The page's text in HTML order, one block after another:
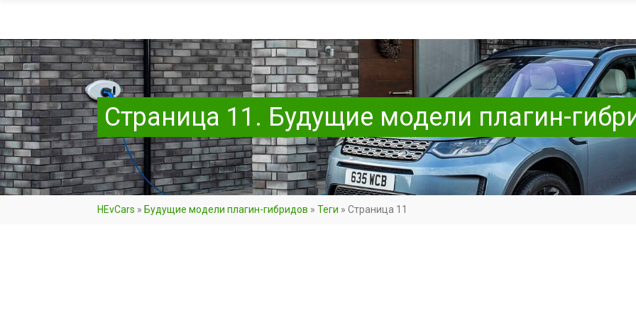
Страница 11. Будущие модели плагин-
HEvCars » Будущие модели плагин-гибридов » Теги » Страница 11